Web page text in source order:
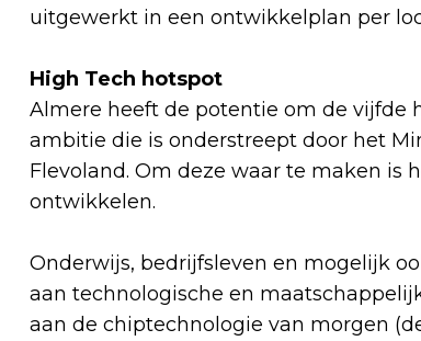
uitgewerkt in een ontwikkelplan per
High Tech hotspot
Almere heeft de potentie om de vijfde
ambitie die is onderstreept door het
Flevoland. Om deze waar te maken is
ontwikkelen.
Onderwijs, bedrijfsleven en mogelijk
aan technologische en
aan de chiptechnologie van morgen